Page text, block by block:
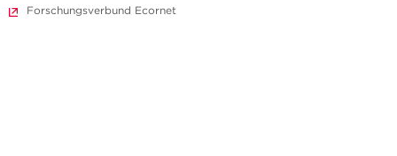
Forschungsverbund Ecornet